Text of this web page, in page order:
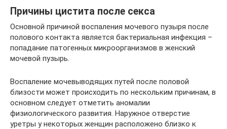
Причины цистита после секса
Основной причиной воспаления мочевого пузыря после
полового контакта является бактериальная инфекция –
попадание патогенных микроорганизмов в женский
мочевой пузырь.
Воспаление мочевыводящих путей после половой
близости может происходить по нескольким причинам, в
основном следует отметить аномалии
физиологического развития. Наружное отверстие
уретры у некоторых женщин расположено близко к